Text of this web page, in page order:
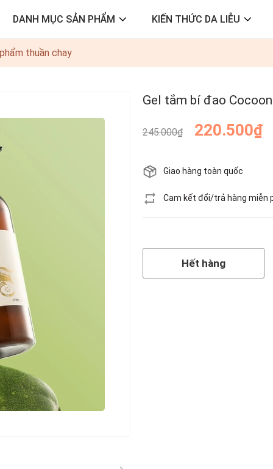
DANH MỤC SẢN PHẨM KIẾN THỨC DA LIỄU
thuần chay
Gel tắm bí đao
245.000₫ 220.500₫
Giao hàng toàn quốc
Cam kết đổi/trả hàng miễn
Hết hàng